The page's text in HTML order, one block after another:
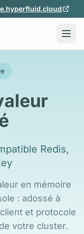
Redis,
en mémoire
: adossé à
et protocole
votre cluster.